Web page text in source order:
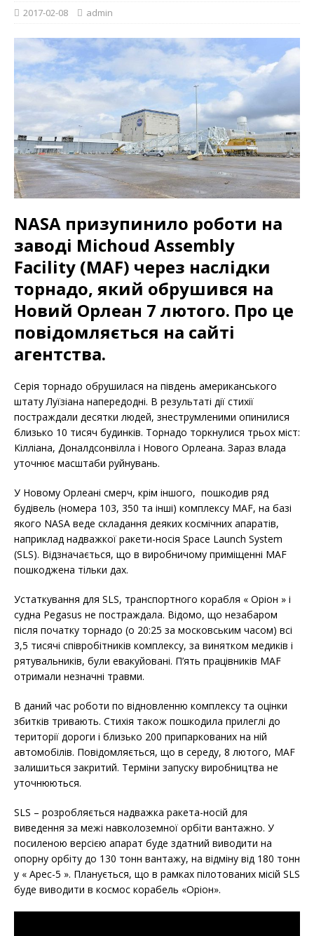
2017-02-08 admin
NASA призупинило роботи на
заводі Michoud Assembly
Facility (MAF) через наслідки
торнадо, який обрушився на
Новий Орлеан 7 лютого. Про це
повідомляється на сайті
агентства.
Серія торнадо обрушилася на південь американського
штату Луїзіана напередодні. В результаті дії стихії
постраждали десятки людей, знеструмленими опинилися
близько 10 тисяч будинків. Торнадо торкнулися трьох міст:
Кілліана, Доналдсонвілла і Нового Орлеана. Зараз влада
уточнює масштаби руйнувань.
У Новому Орлеані смерч, крім іншого, пошкодив ряд
будівель (номера 103, 350 та інші) комплексу MAF, на базі
якого NASA веде складання деяких космічних апаратів,
наприклад надважкої ракети-носія Space Launch System
(SLS). Відзначається, що в виробничому приміщенні MAF
пошкоджена тільки дах.
Устаткування для SLS, транспортного корабля « Оріон » і
судна Pegasus не постраждала. Відомо, що незабаром
після початку торнадо (о 20:25 за московським часом) всі
3,5 тисячі співробітників комплексу, за винятком медиків і
рятувальників, були евакуйовані. П’ять працівників MAF
отримали незначні травми.
В даний час роботи по відновленню комплексу та оцінки
збитків тривають. Стихія також пошкодила прилеглі до
території дороги і близько 200 припаркованих на ній
автомобілів. Повідомляється, що в середу, 8 лютого, MAF
залишиться закритий. Терміни запуску виробництва не
уточнюються.
SLS – розробляється надважка ракета-носій для
виведення за межі навколоземної орбіти вантажно. У
посиленою версією апарат буде здатний виводити на
опорну орбіту до 130 тонн вантажу, на відміну від 180 тонн
у « Арес-5 ». Планується, що в рамках пілотованих місій SLS
буде виводити в космос корабель «Оріон».